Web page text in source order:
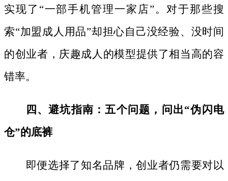
实现了“一部手机管理一家店”。对于那些搜
索“加盟成人用品”却担心自己没经验、没时间
的创业者，庆趣成人的模型提供了相当高的容
错率。
四、避坑指南：五个问题，问出“伪闪电
仓”的底裤
即便选择了知名品牌，创业者仍需要对以